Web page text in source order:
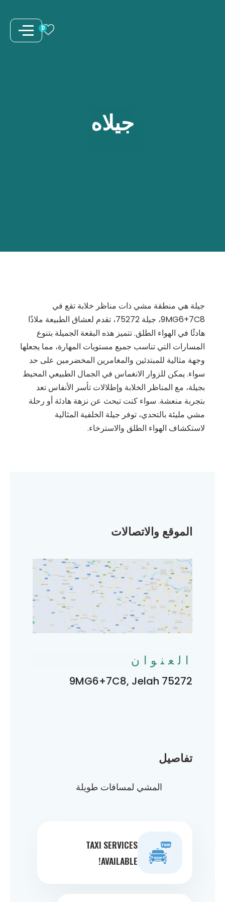
0
جيلاه
جيلة هي منطقة مشي ذات مناظر خلابة تقع في
9MG6+7C8، جيلة 75272، تقدم لعشاق الطبيعة ملاذًا
هادئًا في الهواء الطلق. تتميز هذه البقعة الجميلة بتنوع
المسارات التي تناسب جميع مستويات المهارة، مما يجعلها
وجهة مثالية للمبتدئين والمغامرين المخضرمين على حد
سواء. يمكن للزوار الانغماس في الجمال الطبيعي المحيط
بجيلة، مع المناظر الخلابة وإطلالات تأسر الأنفاس تعد
بتجربة منعشة. سواء كنت تبحث عن نزهة هادئة أو رحلة
مشي مليئة بالتحدي، توفر جيلة الخلفية المثالية
لاستكشاف الهواء الطلق والاسترخاء.
تفاصيل
المشي لمسافات طويلة
TAXI SERVICES
AVAILABLE!
الموقع والاتصالات
العنوان
9MG6+7C8, Jelah 75272